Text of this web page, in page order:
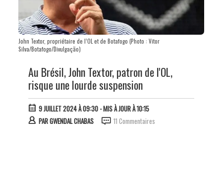
John Textor, propriétaire de l’OL et de Botafogo (Photo : Vitor
Silva/Botafogo/Divulgação)
Au Brésil, John Textor, patron de l'OL,
risque une lourde suspension
9 JUILLET 2024 À 09:30- MIS À JOUR À 10:15
PARGWENDAL CHABAS 11 Commentaires